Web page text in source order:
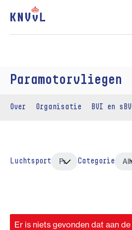
Paramotorvliegen
Over Organisatie BVI en
Luchtsport Categorie
Er is niets gevonden dat aan